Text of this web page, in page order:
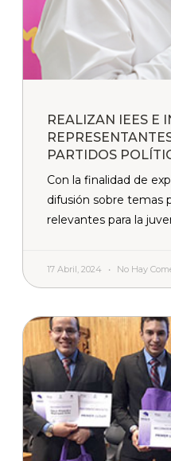
REALIZAN IEES E
PARTIDOS
Con la finalidad de
difusión sobre temas
relevantes para la
17 Abril, 2024 No Hay